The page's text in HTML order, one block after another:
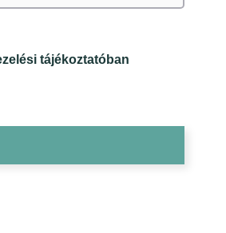
tájékoztatóban